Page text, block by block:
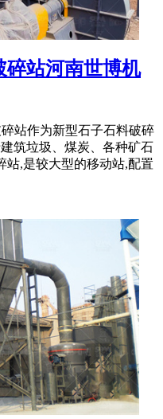
碎站河南世博机
站作为新型石子石料破碎
筑垃圾、煤炭、各种矿石
站,是较大型的移动站,配置